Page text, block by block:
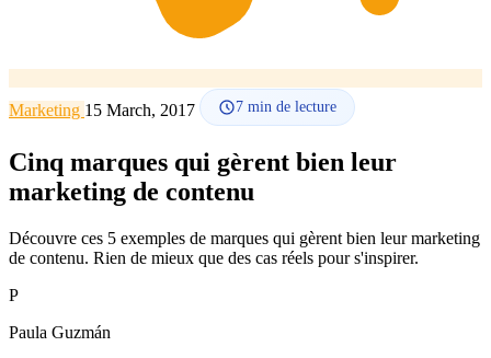
Marketing 15 March, 2017 7 min de lecture
Cinq marques qui gèrent bien leur
marketing de contenu
Découvre ces 5 exemples de marques qui gèrent bien leur marketing
de contenu. Rien de mieux que des cas réels pour s'inspirer.
P
Paula Guzmán